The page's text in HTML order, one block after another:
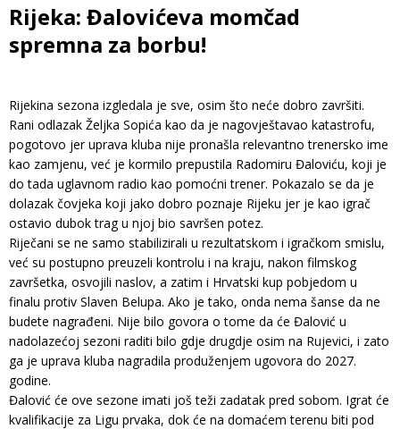
Rijeka: Đalovićeva momčad
spremna za borbu!
Rijekina sezona izgledala je sve, osim što neće dobro završiti.
Rani odlazak Željka Sopića kao da je nagovještavao katastrofu,
pogotovo jer uprava kluba nije pronašla relevantno trenersko ime
kao zamjenu, već je kormilo prepustila Radomiru Đaloviću, koji je
do tada uglavnom radio kao pomoćni trener. Pokazalo se da je
dolazak čovjeka koji jako dobro poznaje Rijeku jer je kao igrač
ostavio dubok trag u njoj bio savršen potez.
Riječani se ne samo stabilizirali u rezultatskom i igračkom smislu,
već su postupno preuzeli kontrolu i na kraju, nakon filmskog
završetka, osvojili naslov, a zatim i Hrvatski kup pobjedom u
finalu protiv Slaven Belupa. Ako je tako, onda nema šanse da ne
budete nagrađeni. Nije bilo govora o tome da će Đalović u
nadolazećoj sezoni raditi bilo gdje drugdje osim na Rujevici, i zato
ga je uprava kluba nagradila produženjem ugovora do 2027.
godine.
Đalović će ove sezone imati još teži zadatak pred sobom. Igrat će
kvalifikacije za Ligu prvaka, dok će na domaćem terenu biti pod